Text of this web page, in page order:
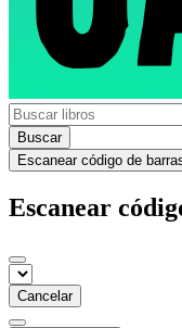
Buscar
Escanear código de
Escanear
Cancelar